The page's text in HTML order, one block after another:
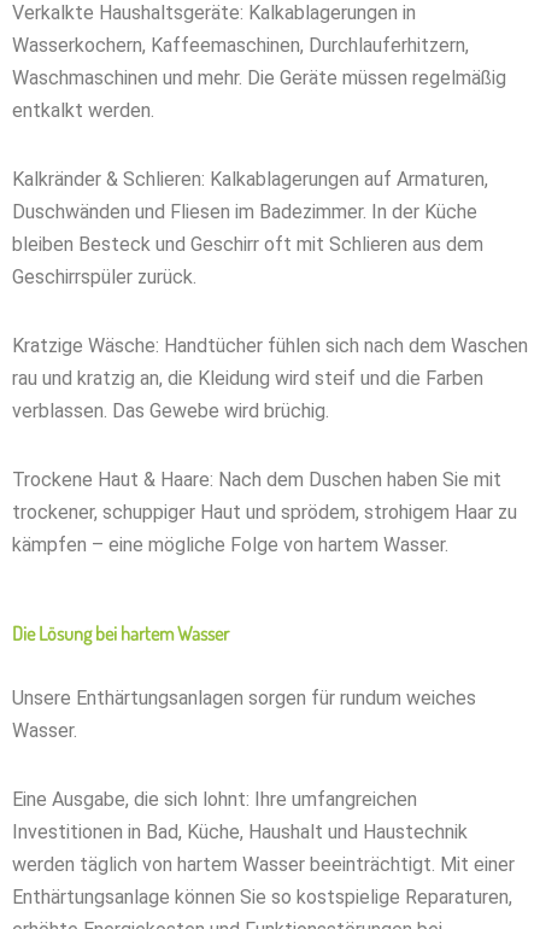
Verkalkte Haushaltsgeräte: Kalkablagerungen in
Wasserkochern, Kaffeemaschinen, Durchlauferhitzern,
Waschmaschinen und mehr. Die Geräte müssen regelmäßig
entkalkt werden.
Kalkränder & Schlieren: Kalkablagerungen auf Armaturen,
Duschwänden und Fliesen im Badezimmer. In der Küche
bleiben Besteck und Geschirr oft mit Schlieren aus dem
Geschirrspüler zurück.
Kratzige Wäsche: Handtücher fühlen sich nach dem Waschen
rau und kratzig an, die Kleidung wird steif und die Farben
verblassen. Das Gewebe wird brüchig.
Trockene Haut & Haare: Nach dem Duschen haben Sie mit
trockener, schuppiger Haut und sprödem, strohigem Haar zu
kämpfen – eine mögliche Folge von hartem Wasser.
Die Lösung bei hartem Wasser
Unsere Enthärtungsanlagen sorgen für rundum weiches
Wasser.
Eine Ausgabe, die sich lohnt: Ihre umfangreichen
Investitionen in Bad, Küche, Haushalt und Haustechnik
werden täglich von hartem Wasser beeinträchtigt. Mit einer
Enthärtungsanlage können Sie so kostspielige Reparaturen,